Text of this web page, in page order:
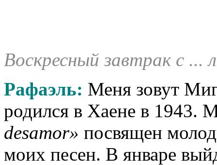
Воскресный завтрак с ...
Рафаэль: Меня зовут
родился в Хаене в 1943.
desamor» посвящен
моих песен. В январе